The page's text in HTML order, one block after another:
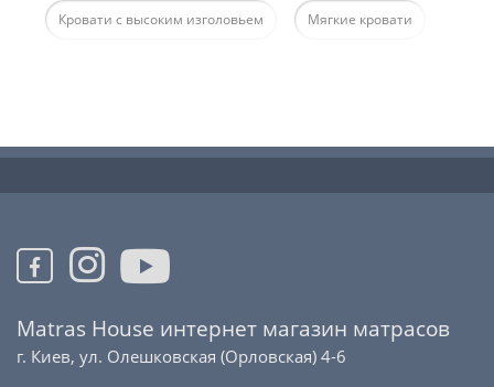
Кровати с высоким изголовьем Мягкие кровати
Matras House интернет магазин матрасов
г. Киев, ул. Олешковская (Орловская) 4-6